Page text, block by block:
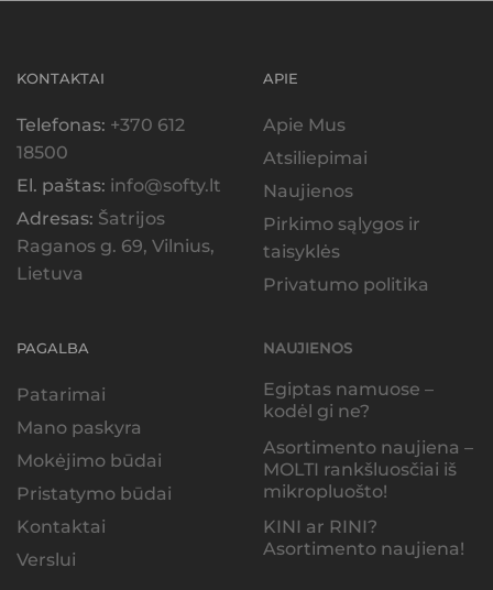
KONTAKTAI
Telefonas: +370 612
18500
El. paštas: info@softy.lt
Adresas: Šatrijos
Raganos g. 69, Vilnius,
Lietuva
APIE
Apie Mus
Atsiliepimai
Naujienos
Pirkimo sąlygos ir
taisyklės
Privatumo politika
PAGALBA
Patarimai
Mano paskyra
Mokėjimo būdai
Pristatymo būdai
Kontaktai
Verslui
NAUJIENOS
Egiptas namuose –
kodėl gi ne?
Asortimento naujiena –
MOLTI rankšluosčiai iš
mikropluošto!
KINI ar RINI?
Asortimento naujiena!